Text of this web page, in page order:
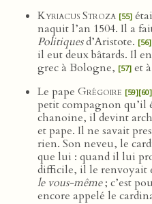
Kyriacus Stroza [55]
naquit l’an 1504. Il a
Politiquesd’Aristote. [56]
il eut deux bâtards. Il
grec à Bologne, [57] et
Le pape Grégoire [59][60]
petit compagnon qu’il
chanoine, il devint
et pape. Il ne savait
rien. Son neveu, le
que lui : quand il lui
difficile, il le renvoyait
le vous-même; c’est
encore appelé le